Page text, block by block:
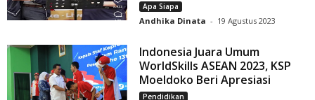
Apa Siapa
Andhika Dinata - 19 Agustus 2023
Indonesia Juara Umum
WorldSkills ASEAN 2023, KSP
Moeldoko Beri Apresiasi
Pendidikan